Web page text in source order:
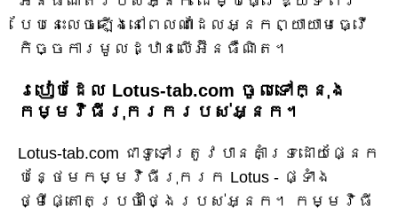
បែបនេះលេចឡើងនៅពេលណាដែលអ្នកព្យាយាមធ្វើ
កិច្ចការមូលដ្ឋានលើអ៊ីនធឺណិត។
របៀបដែល Lotus-tab.com ចូលទៅក្នុង
កម្មវិធីរុករករបស់អ្នក។
Lotus-tab.com ជាទូទៅត្រូវបានគាំទ្រដោយផ្នែក
បន្ថែមកម្មវិធីរុករក Lotus - ផ្ទាំង
ថ្មីផ្តោតប្រចាំថ្ងៃរបស់អ្នក។ កម្មវិធី